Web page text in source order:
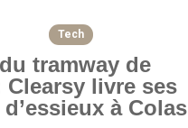
Tech
tramway de
Clearsy livre ses
à Colas